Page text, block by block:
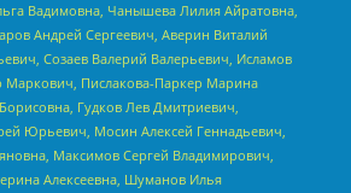
Вадимовна, Чанышева Лилия Айратовна,
Андрей Сергеевич, Аверин Виталий
Созаев Валерий Валерьевич, Исламов
Маркович, Пислакова-Паркер Марина
Гудков Лев Дмитриевич,
Юрьевич, Мосин Алексей Геннадьевич,
Максимов Сергей Владимирович,
Алексеевна, Шуманов Илья